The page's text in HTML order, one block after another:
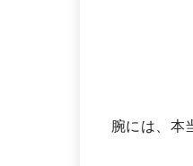
腕には、本